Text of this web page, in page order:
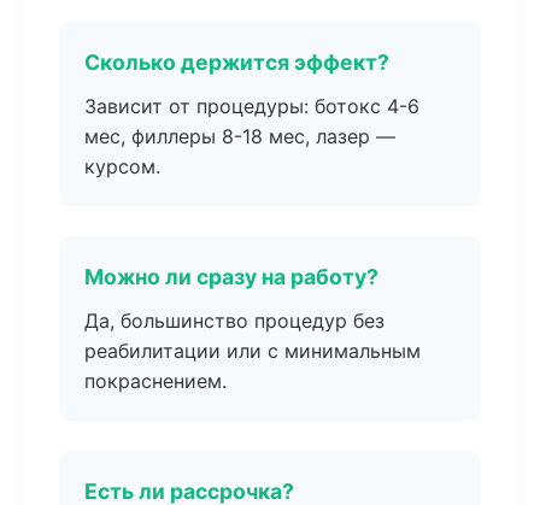
Сколько держится эффект?
Зависит от процедуры: ботокс 4-6
мес, филлеры 8-18 мес, лазер —
курсом.
Можно ли сразу на работу?
Да, большинство процедур без
реабилитации или с минимальным
покраснением.
Есть ли рассрочка?